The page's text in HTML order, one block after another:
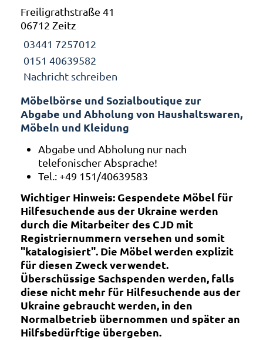
Freiligrathstraße 41
06712 Zeitz
03441 7257012
0151 40639582
Nachricht schreiben
Möbelbörse und Sozialboutique zur
Abgabe und Abholung von Haushaltswaren,
Möbeln und Kleidung
Abgabe und Abholung nur nach
telefonischer Absprache!
Tel.: +49 151/40639583
Wichtiger Hinweis: Gespendete Möbel für
Hilfesuchende aus der Ukraine werden
durch die Mitarbeiter des CJD mit
Registriernummern versehen und somit
"katalogisiert". Die Möbel werden explizit
für diesen Zweck verwendet.
Überschüssige Sachspenden werden, falls
diese nicht mehr für Hilfesuchende aus der
Ukraine gebraucht werden, in den
Normalbetrieb übernommen und später an
Hilfsbedürftige übergeben.